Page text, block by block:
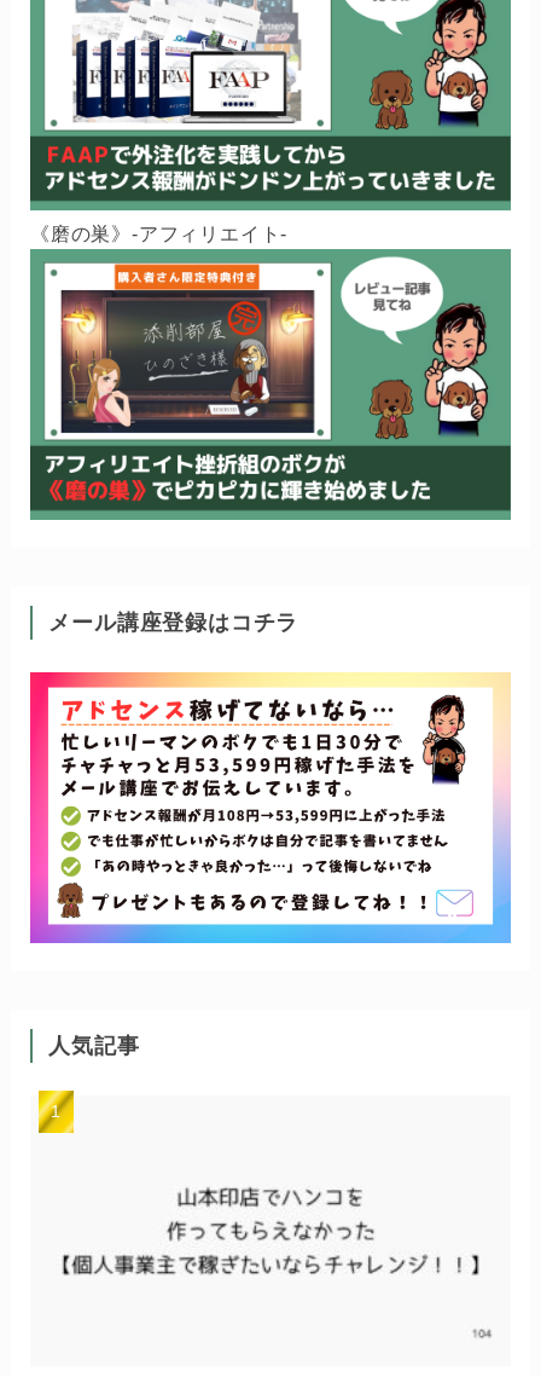
《磨の巣》-アフィリエイト-
メール講座登録はコチラ
人気記事